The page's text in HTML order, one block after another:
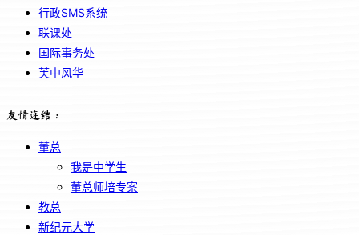
行政SMS系统
联课处
国际事务处
芙中风华
友情连结：
董总
我是中学生
董总师培专案
教总
新纪元大学